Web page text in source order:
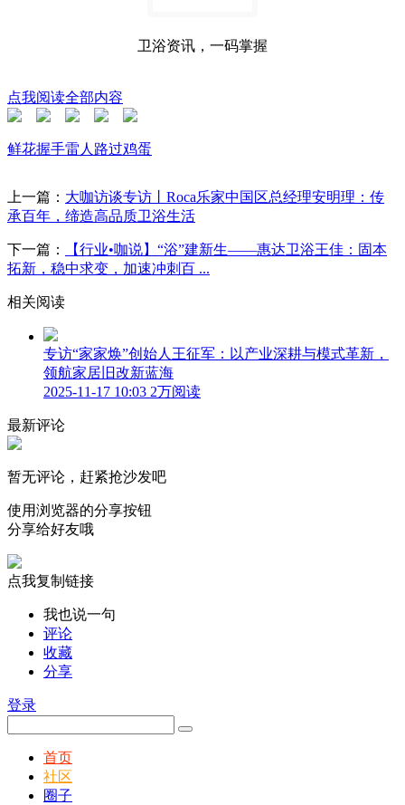
卫浴资讯，一码掌握
点我阅读全部内容
鲜花握手雷人 路过鸡蛋
上一篇： 大咖访谈专访丨Roca乐家中国区总经理安明理：传
承百年，缔造高品质卫浴生活
下一篇：
【行业•咖说】“浴”建新生——惠达卫浴王佳：固本
拓新，稳中求变，加速冲刺百 ...
相关阅读
专访“家家焕”创始人王征军：以产业深耕与模式革新，
领航家居旧改新蓝海
2025-11-17 10:03 2万阅读
最新评论
暂无评论，赶紧抢沙发吧
使用浏览器的分享按钮
分享给好友哦
点我复制链接
我也说一句
评论
收藏
分享
登录
首页
社区
圈子